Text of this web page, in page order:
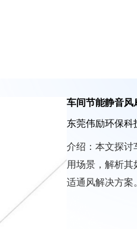
车间节能静音风
东莞伟励环保科
介绍： 本文探讨
用场景，解析
适通风解决方案